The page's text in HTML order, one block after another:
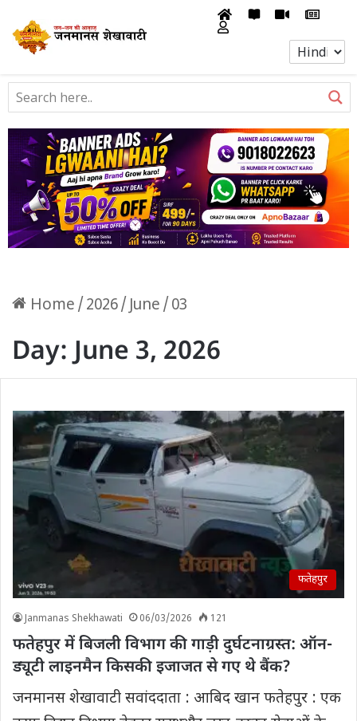
Home / 2026/June / 03
Day:June 3, 2026
फतेहपुर
Janmanas Shekhawati 06/03/2026 121
​फतेहपुर में बिजली विभाग की गाड़ी दुर्घटनाग्रस्त: ऑन-
ड्यूटी लाइनमैन किसकी इजाजत से गए थे बैंक?
जनमानस शेखावाटी सवांददाता : आबिद खान फतेहपुर : एक